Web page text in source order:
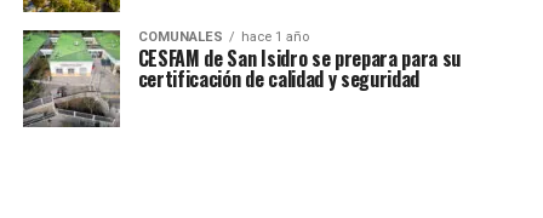
COMUNALES hace 1 año
CESFAM de San Isidro se prepara para su
certificación de calidad y seguridad